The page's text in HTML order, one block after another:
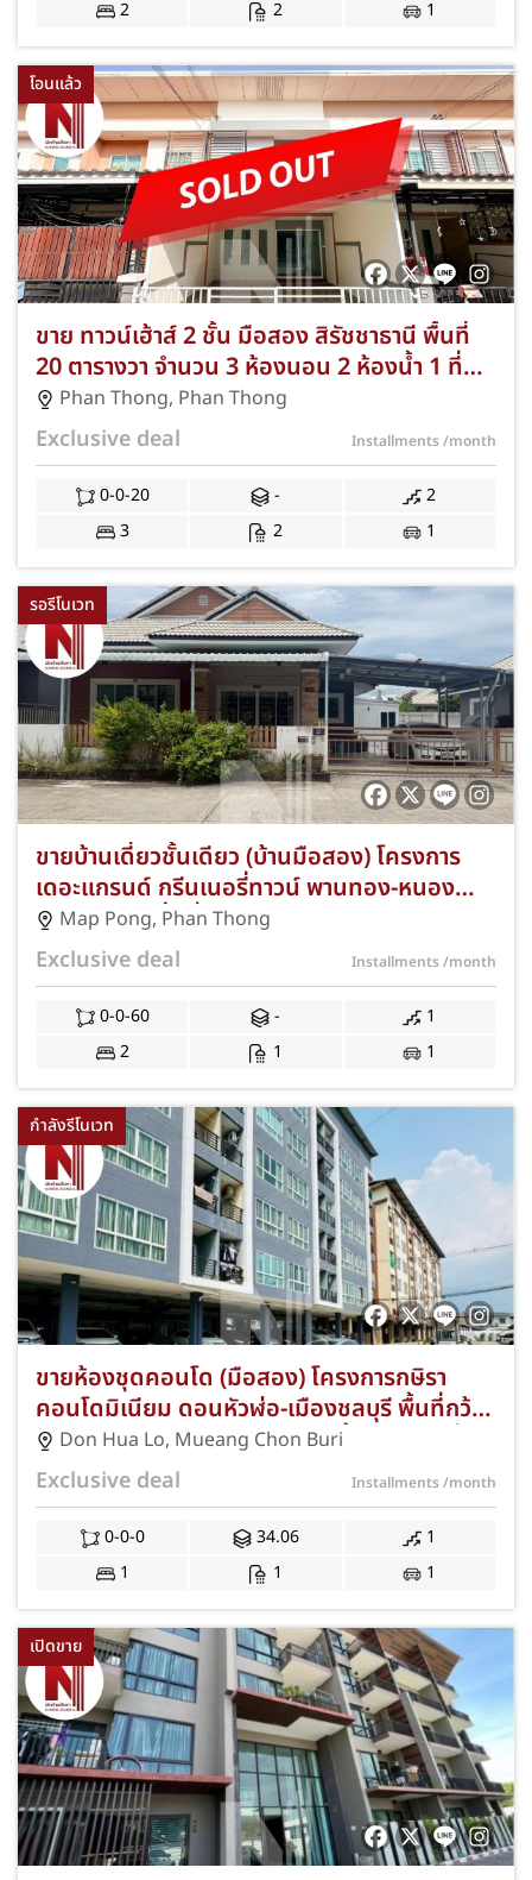
2 2 1
โอนแล้ว
ขาย ทาวน์เฮ้าส์ 2 ชั้น มือสอง สิรัชชาธานี พื้นที่
20 ตารางวา จำนวน 3 ห้องนอน 2 ห้องน้ำ 1 ที่
จอดรถ ทำเลวัดโคกท่าเจริญ-พานทอง ชลบุรี ใกล้
อมตะ! ฟรีแอร์ ปั๊มน้ำ/ถังน้ำ ฟรีค่าโอนฯ และ
จดจำนอง ด่วนถึง มิ.ย. 69! JS-302
Phan Thong, Phan Thong
Exclusive deal Installments/month
0-0-20 -
2
3
2 1
รอรีโนเวท
ขายบ้านเดี่ยวชั้นเดียว (บ้านมือสอง) โครงการ
เดอะแกรนด์ กรีนเนอรี่ทาวน์ พานทอง-หนอง
ตำลึง ชลบุรี พื้นที่ใหญ่ 60.00 ตร.ว. 2 ห้องนอน
1 ห้องน้ำ ที่จอดรถ 1 คัน ทำเลดีตำบลมาบโป่ง
ใกล้นิคมอมตะซิตี้ ชลบุรี แถมฟรีแอร์และปั๊มน้ำ
พร้อมโปรโมชั่นฟรีค่าธรรมเนียมการโอนและ
จดจำนอง JS-403
Map Pong, Phan Thong
Exclusive deal Installments/month
0-0-60 -
1
2
1 1
กำลังรีโนเวท
ขายห้องชุดคอนโด (มือสอง) โครงการกษิรา
คอนโดมิเนียม ดอนหัวฬ่อ-เมืองชลบุรี พื้นที่กว้าง
34.06 ตร.ม. 1 ห้องนอน 1 ห้องน้ำ อาคารซี ชั้น 3
ตกแต่งรีโนเวทใหม่ทั้งห้อง ทำเลดีใจกลางดอนหัว
ฬ่อ ใกล้นิคมอมตะนครและทางด่วนมอเตอร์เวย์
แถมฟรีแอร์ พร้อมโปรโมชั่นฟรีค่าใช้จ่ายวันโอน
กรรมสิทธิ์ JS-406
Don Hua Lo, Mueang Chon Buri
Exclusive deal Installments/month
0-0-0 34.06
1
1
1 1
เปิดขาย